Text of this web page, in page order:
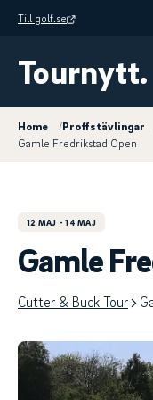
Till golf.se
Tournytt.
Home /Proffstävlingar
Gamle Fredrikstad Open
12 MAJ - 14 MAJ
Gamle
Cutter & Buck Tour